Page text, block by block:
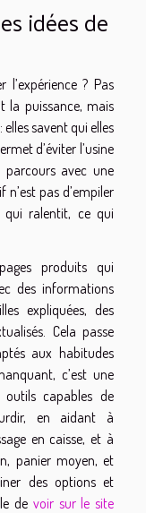
idées de
? Pas
la puissance, mais
savent qui elles
d’éviter l’usine
parcours avec une
n’est pas d’empiler
qui ralentit, ce qui
produits qui
des informations
expliquées, des
Cela passe
aux habitudes
c’est une
capables de
en aidant à
en caisse, et à
panier moyen, et
des options et
de voir sur le site